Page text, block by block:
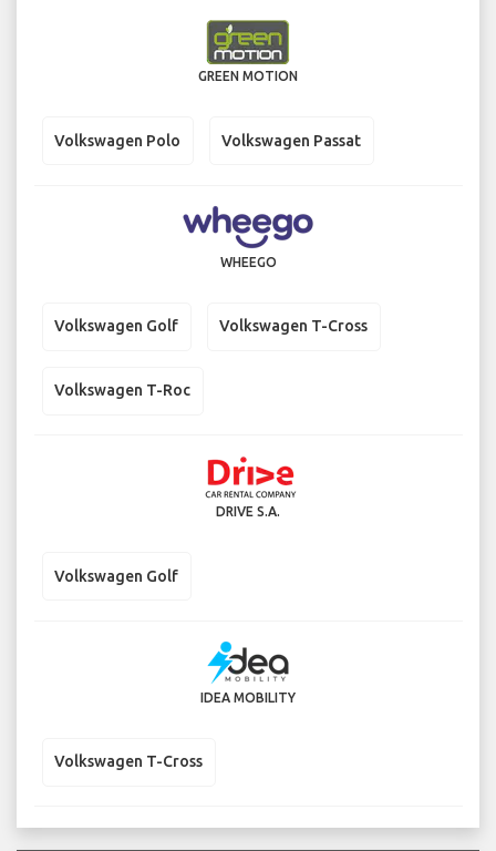
GREEN MOTION
Volkswagen Polo Volkswagen Passat
WHEEGO
Volkswagen Golf Volkswagen T-Cross
Volkswagen T-Roc
DRIVE S.A.
Volkswagen Golf
IDEA MOBILITY
Volkswagen T-Cross